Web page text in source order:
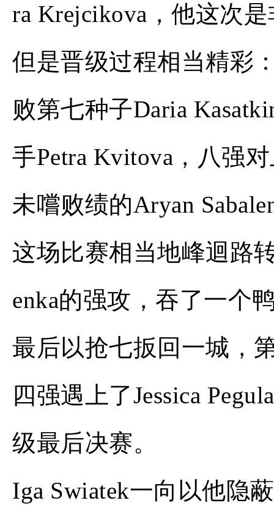
ra Krejcikova，他这次
但是晋级过程相当精彩
败第七种子Daria
手Petra Kvitova，八强
未嚐败绩的Aryan
这场比赛相当地峰迴路
enka的强攻，吞了一个
最后以抢七扳回一城，
四强遇上了Jessica
级最后决赛。
Iga Swiatek一向以他隐